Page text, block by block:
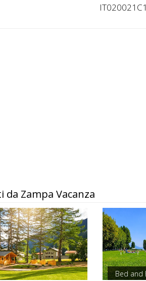
da Zampa Vacanza
Bed and